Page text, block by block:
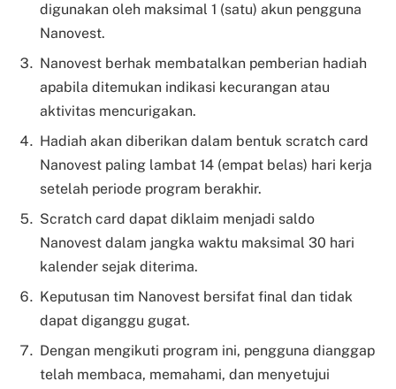
digunakan oleh maksimal 1 (satu) akun pengguna
Nanovest.
Nanovest berhak membatalkan pemberian hadiah
apabila ditemukan indikasi kecurangan atau
aktivitas mencurigakan.
Hadiah akan diberikan dalam bentuk scratch card
Nanovest paling lambat 14 (empat belas) hari kerja
setelah periode program berakhir.
Scratch card dapat diklaim menjadi saldo
Nanovest dalam jangka waktu maksimal 30 hari
kalender sejak diterima.
Keputusan tim Nanovest bersifat final dan tidak
dapat diganggu gugat.
Dengan mengikuti program ini, pengguna dianggap
telah membaca, memahami, dan menyetujui